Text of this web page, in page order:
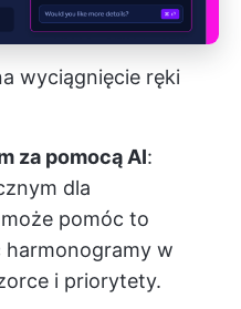
wyciągnięcie ręki
za pomocą AI:
dla
pomóc to
harmonogramy w
i priorytety.